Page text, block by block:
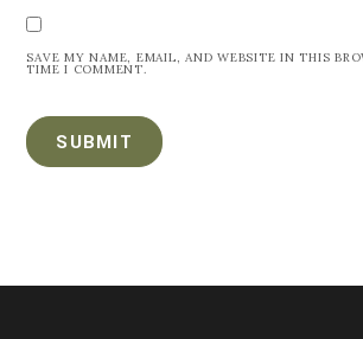
SAVE MY NAME, EMAIL, AND WEBSITE IN THIS
TIME I COMMENT.